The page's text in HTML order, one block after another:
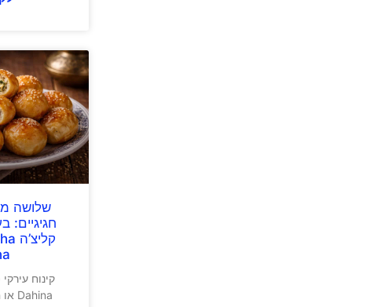
שלושה
קינוח